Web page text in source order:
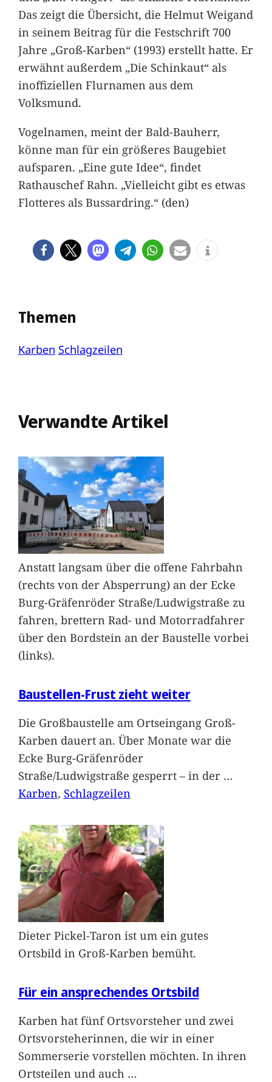
Das zeigt die Übersicht, die Helmut Weigand
in seinem Beitrag für die Festschrift 700
Jahre „Groß-Karben“ (1993) erstellt hatte. Er
erwähnt außerdem „Die Schinkaut“ als
inoffiziellen Flurnamen aus dem
Volksmund.
Vogelnamen, meint der Bald-Bauherr,
könne man für ein größeres Baugebiet
aufsparen. „Eine gute Idee“, findet
Rathauschef Rahn. „Vielleicht gibt es etwas
Flotteres als Bussardring.“ (den)
Themen
Karben Schlagzeilen
Verwandte Artikel
Anstatt langsam über die offene Fahrbahn
(rechts von der Absperrung) an der Ecke
Burg-Gräfenröder Straße/Ludwigstraße zu
fahren, brettern Rad- und Motorradfahrer
über den Bordstein an der Baustelle vorbei
(links).
Baustellen-Frust zieht weiter
Die Großbaustelle am Ortseingang Groß-
Karben dauert an. Über Monate war die
Ecke Burg-Gräfenröder
Straße/Ludwigstraße gesperrt – in der …
Karben, Schlagzeilen
Dieter Pickel-Taron ist um ein gutes
Ortsbild in Groß-Karben bemüht.
Für ein ansprechendes Ortsbild
Karben hat fünf Ortsvorsteher und zwei
Ortsvorsteherinnen, die wir in einer
Sommerserie vorstellen möchten. In ihren
Ortsteilen und auch …